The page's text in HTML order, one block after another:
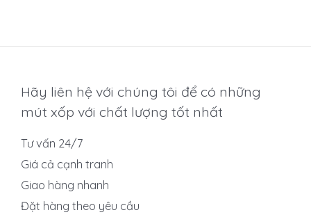
Hãy liên hệ với chúng tôi để có những
mút xốp với chất lượng tốt nhất
Tư vấn 24/7
Giá cả cạnh tranh
Giao hàng nhanh
Đặt hàng theo yêu cầu